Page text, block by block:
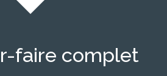
faire complet